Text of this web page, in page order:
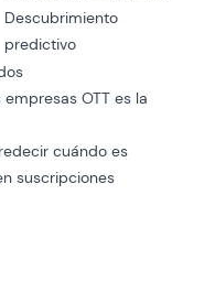
Descubrimiento
predictivo
OTT es la
cuándo es
suscripciones